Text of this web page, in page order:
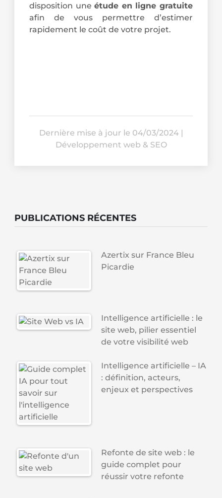
disposition uneétude en ligne gratuite
afin de vous permettre d’estimer
rapidement le coût de votre projet.
Dernière mise à jour le 04/03/2024|
Développement web & SEO
PUBLICATIONS RÉCENTES
Azertix sur France Bleu
Picardie
Intelligence artificielle : le
site web, pilier essentiel
de votre visibilité web
Intelligence artificielle – IA
: définition, acteurs,
enjeux et perspectives
Refonte de site web : le
guide complet pour
réussir votre refonte